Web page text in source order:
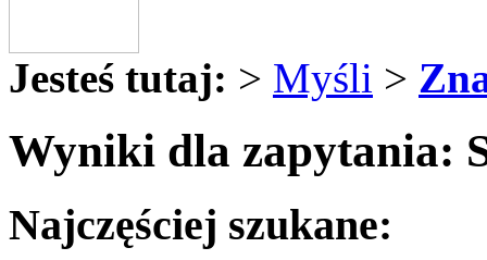
Jesteś tutaj: > Myśli >
Wyniki dla zapytania:
Najczęściej szukane: